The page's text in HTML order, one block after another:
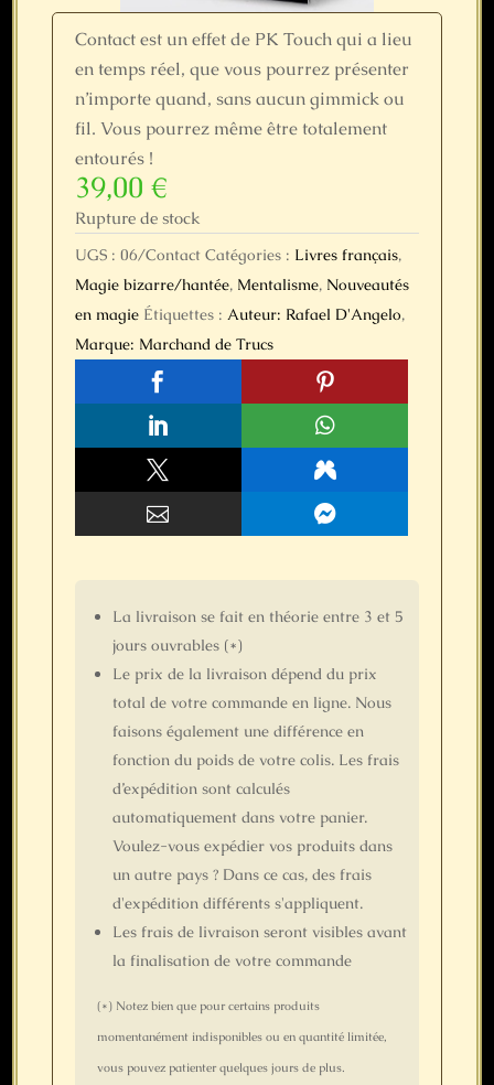
Contact est un effet de PK Touch qui a lieu
en temps réel, que vous pourrez présenter
n’importe quand, sans aucun gimmick ou
fil. Vous pourrez même être totalement
entourés !
39,00 €
Rupture de stock
UGS : 06/Contact Catégories : Livres français,
Magie bizarre/hantée, Mentalisme, Nouveautés
en magie Étiquettes : Auteur: Rafael D'Angelo,
Marque: Marchand de Trucs







La livraison se fait en théorie entre 3 et 5
jours ouvrables (*)
Le prix de la livraison dépend du prix
total de votre commande en ligne. Nous
faisons également une différence en
fonction du poids de votre colis. Les frais
d’expédition sont calculés
automatiquement dans votre panier.
Voulez-vous expédier vos produits dans
un autre pays ? Dans ce cas, des frais
d'expédition différents s'appliquent.
Les frais de livraison seront visibles avant
la finalisation de votre commande
(*) Notez bien que pour certains produits
momentanément indisponibles ou en quantité limitée,
vous pouvez patienter quelques jours de plus.